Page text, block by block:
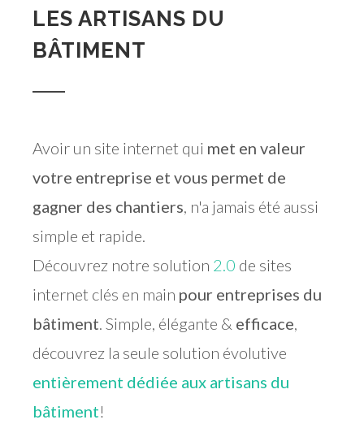
LES ARTISANS DU
BÂTIMENT
Avoir un site internet qui met en valeur
votre entreprise et vous permet de
gagner des chantiers, n'a jamais été aussi
simple et rapide.
Découvrez notre solution 2.0 de sites
internet clés en main pour entreprises du
bâtiment. Simple, élégante & efficace,
découvrez la seule solution évolutive
entièrement dédiée aux artisans du
bâtiment!